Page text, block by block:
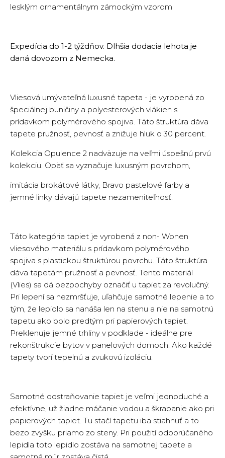
lesklým ornamentálnym zámockým vzorom
Expedícia do 1-2 týždňov. Dlhšia dodacia lehota je
daná dovozom z Nemecka.
Vliesová umývateľná luxusné tapeta - je vyrobená zo
špeciálnej buničiny a polyesterových vlákien s
prídavkom polymérového spojiva. Táto štruktúra dáva
tapete pružnosť, pevnosť a znižuje hluk o 30 percent.
Kolekcia Opulence 2 nadväzuje na veľmi úspešnú prvú
kolekciu. Opäť sa vyznačuje luxusným povrchom,
imitácia brokátové látky, Bravo pastelové farby a
jemné linky dávajú tapete nezameniteľnosť.
Táto kategória tapiet je vyrobená z non- Wonen
vliesového materiálu s prídavkom polymérového
spojiva s plastickou štruktúrou povrchu. Táto štruktúra
dáva tapetám pružnosť a pevnosť. Tento materiál
(Vlies) sa dá bezpochyby označiť u tapiet za revolučný.
Pri lepení sa nezmršťuje, uľahčuje samotné lepenie a to
tým, že lepidlo sa nanáša len na stenu a nie na samotnú
tapetu ako bolo predtým pri papierových tapiet.
Preklenuje jemné trhliny v podklade - ideálne pre
rekonštrukcie bytov v panelových domoch. Ako každé
tapety tvorí tepelnú a zvukovú izoláciu.
Samotné odstraňovanie tapiet je veľmi jednoduché a
efektívne, už žiadne máčanie vodou a škrabanie ako pri
papierových tapiet. Tu stačí tapetu iba stiahnuť a to
bezo zvyšku priamo zo steny. Pri použití odporúčaného
lepidla toto lepidlo zostáva na samotnej tapete a